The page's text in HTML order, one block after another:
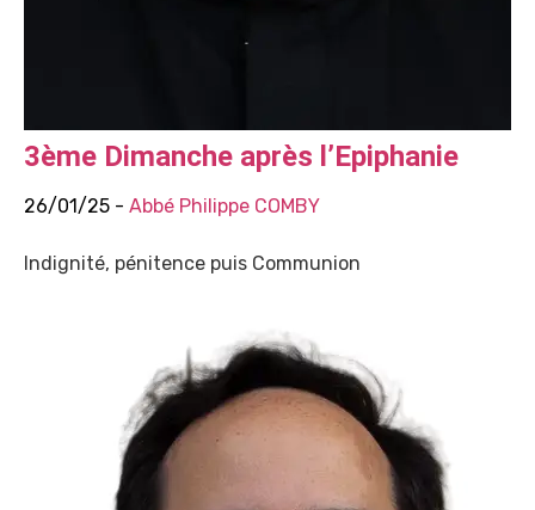
3ème Dimanche après l’Epiphanie
26/01/25 - Abbé Philippe COMBY
Indignité, pénitence puis Communion